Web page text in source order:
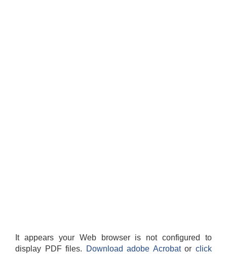
It appears your Web browser is not configured to
display PDF files.
Download adobe Acrobatorclick